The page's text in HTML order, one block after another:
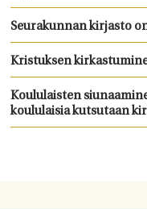
Seurakunnan kirjasto
Kristuksen
Koululaisten
koululaisia kutsutaan